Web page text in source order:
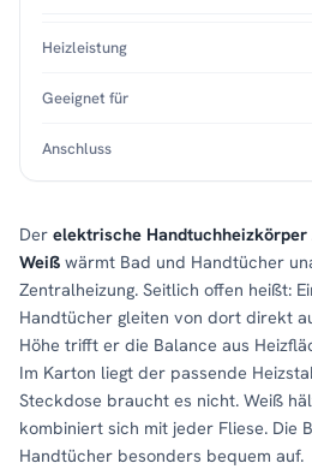
Der elektrische Handtuchheizkörper
Weiß wärmt Bad und Handtücher
Zentralheizung. Seitlich offen heißt:
Handtücher gleiten von dort direkt
Höhe trifft er die Balance aus
Im Karton liegt der passende
Steckdose braucht es nicht. Weiß
kombiniert sich mit jeder Fliese. Die
Handtücher besonders bequem auf.
Heizleistung
Geeignet für
Anschluss